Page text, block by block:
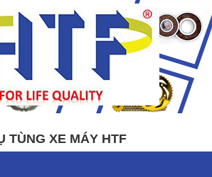
TÙNG XE MÁY HTF